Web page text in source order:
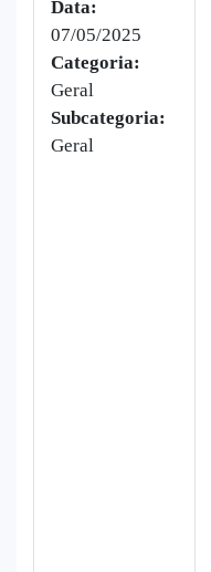
Data:
07/05/2025
Categoria:
Geral
Subcategoria:
Geral